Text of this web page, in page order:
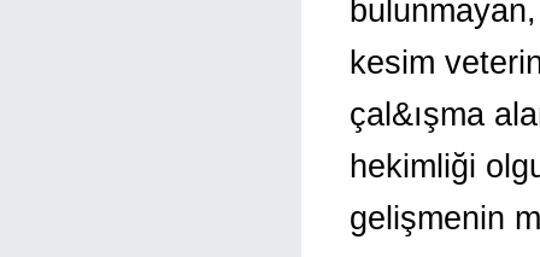
kesim
çal&ışma
hekimliği
gelişmenin